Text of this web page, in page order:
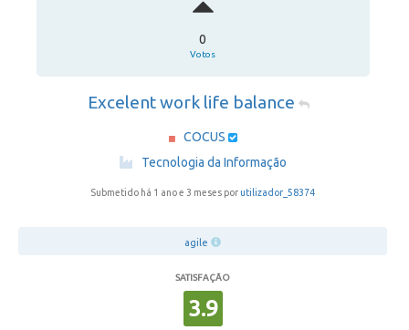
0
Votos
Excelent work life balance
COCUS
Tecnologia da Informação
Submetido há 1 ano e 3 meses por utilizador_58374
agile
SATISFAÇÃO
3.9